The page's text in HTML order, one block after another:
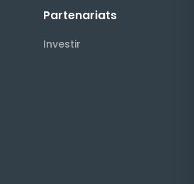
Partenariats
Investir